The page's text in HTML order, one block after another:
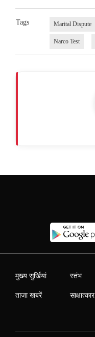
Tags Marital Dispute
Narco Test
मुख्य सुर्खियां
ताजा खबरें
स्तंभ
साक्षात्कार